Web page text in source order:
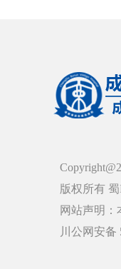
版权所有
网站声明：
川公网安备